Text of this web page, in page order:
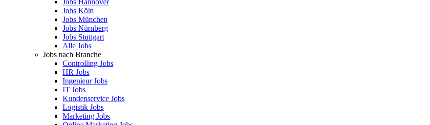
Jobs Hannover
Jobs Köln
Jobs München
Jobs Nürnberg
Jobs Stuttgart
Alle Jobs
Jobs nach Branche
Controlling Jobs
HR Jobs
Ingenieur Jobs
IT Jobs
Kundenservice Jobs
Logistik Jobs
Marketing Jobs